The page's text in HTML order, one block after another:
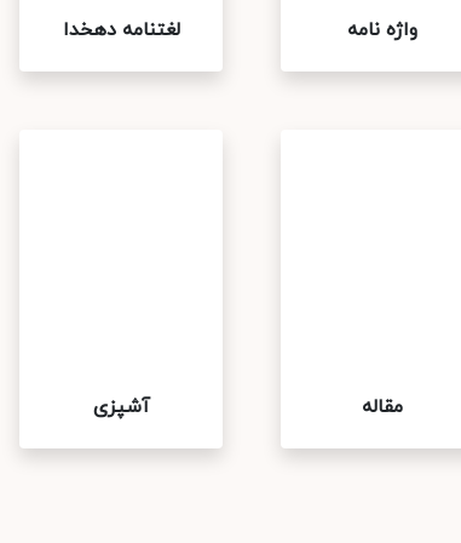
واژه نامه لغتنامه دهخدا
مقاله آشپزی